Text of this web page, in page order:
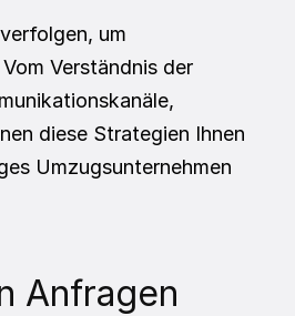
um
Verständnis der
diese Strategien Ihnen
Umzugsunternehmen
Anfragen